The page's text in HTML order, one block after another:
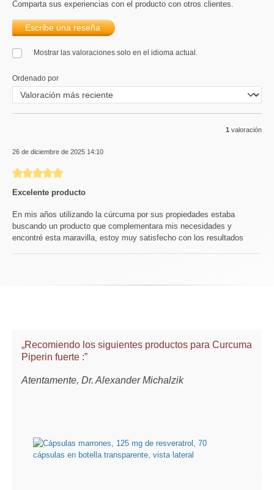
Comparta sus experiencias con el producto con otros clientes.
Escribe una reseña
Mostrar las valoraciones solo en el idioma actual.
Ordenado por
1 valoración
26 de diciembre de 2025 14:10
Reseña con calificación de 5 de 5 estrellas
Excelente producto
En mis años utilizando la cúrcuma por sus propiedades estaba
buscando un producto que complementara mis necesidades y
encontré esta maravilla, estoy muy satisfecho con los resultados
„Recomiendo los siguientes productos para Curcuma
Piperin fuerte :”
Atentamente, Dr. Alexander Michalzik